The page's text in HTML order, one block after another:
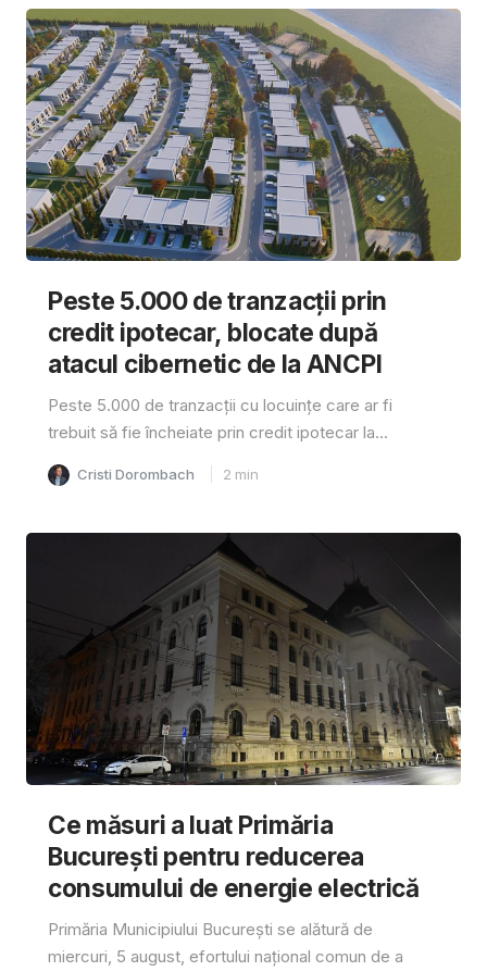
Peste 5.000 de tranzacții prin
credit ipotecar, blocate după
atacul cibernetic de la ANCPI
Peste 5.000 de tranzacții cu locuințe care ar fi
trebuit să fie încheiate prin credit ipotecar la...
Cristi Dorombach 2 min
Ce măsuri a luat Primăria
București pentru reducerea
consumului de energie electrică
Primăria Municipiului București se alătură de
miercuri, 5 august, efortului național comun de a